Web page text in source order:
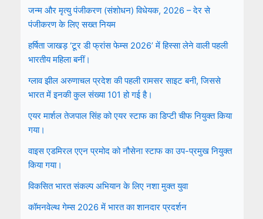
जन्म और मृत्यु पंजीकरण (संशोधन) विधेयक, 2026 – देर से
पंजीकरण के लिए सख्त नियम
हर्षिता जाखड़ ‘टूर डी फ्रांस फेम्स 2026’ में हिस्सा लेने वाली पहली
भारतीय महिला बनीं।
ग्लाव झील अरुणाचल प्रदेश की पहली रामसर साइट बनी, जिससे
भारत में इनकी कुल संख्या 101 हो गई है।
एयर मार्शल तेजपाल सिंह को एयर स्टाफ का डिप्टी चीफ नियुक्त किया
गया।
वाइस एडमिरल एएन प्रमोद को नौसेना स्टाफ का उप-प्रमुख नियुक्त
किया गया।
विकसित भारत संकल्प अभियान के लिए नशा मुक्त युवा
कॉमनवेल्थ गेम्स 2026 में भारत का शानदार प्रदर्शन